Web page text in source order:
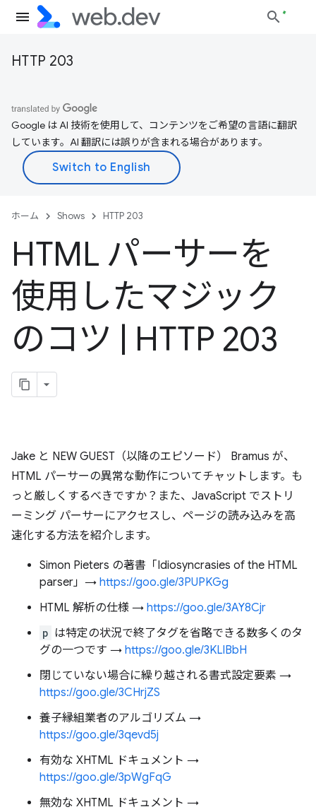
HTTP 203
Google は AI 技術を使用して、コンテンツをご希望の言語に翻訳
しています。AI 翻訳には誤りが含まれる場合があります。
ホーム Shows HTTP 203
HTML パーサーを
使用したマジック
のコツ
HTTP 203
Jake と NEW GUEST（以降のエピソード） Bramus が、
HTML パーサーの異常な動作についてチャットします。も
っと厳しくするべきですか？また、JavaScript でストリ
ーミング パーサーにアクセスし、ページの読み込みを高
速化する方法を紹介します。
Simon Pieters の著書「Idiosyncrasies of the HTML
parser」→ https://goo.gle/3PUPKGg
HTML 解析の仕様 → https://goo.gle/3AY8Cjr
p は特定の状況で終了タグを省略できる数多くのタ
グの一つです → https://goo.gle/3KLlBbH
閉じていない場合に繰り越される書式設定要素 →
https://goo.gle/3CHrjZS
養子縁組業者のアルゴリズム →
https://goo.gle/3qevd5j
有効な XHTML ドキュメント →
https://goo.gle/3pWgFqG
無効な XHTML ドキュメント →